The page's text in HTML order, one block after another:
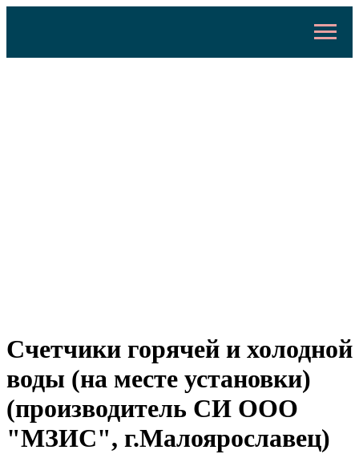
Счетчики горячей и холодной
воды (на месте установки)
(производитель СИ ООО
"МЗИС", г.Малоярославец)